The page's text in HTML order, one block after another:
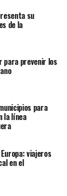
su
de la
para prevenir los
para
la línea
viajeros
en el